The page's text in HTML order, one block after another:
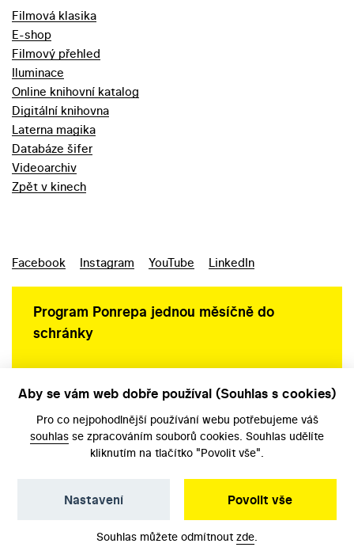
Filmová klasika
E-shop
Filmový přehled
Iluminace
Online knihovní katalog
Digitální knihovna
Laterna magika
Databáze šifer
Videoarchiv
Zpět v kinech
Facebook Instagram YouTube LinkedIn
Program Ponrepa jednou měsíčně do
schránky
Aby se vám web dobře používal (Souhlas s cookies)
Pro co nejpohodlnější používání webu potřebujeme váš
souhlas se zpracováním souborů cookies. Souhlas udělíte
kliknutím na tlačítko "Povolit vše".
Povolit vše
Nastavení
Souhlas můžete odmítnout zde